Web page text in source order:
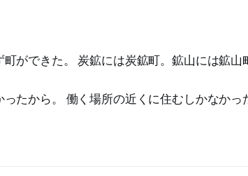
ができた。 炭鉱には炭鉱町。鉱山には鉱山
たから。 働く場所の近くに住むしかなかっ